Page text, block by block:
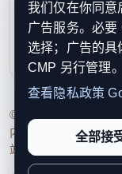
服务支持、版权
利通知
© 2026 新欧洲·欧洲
内容透明度、联系方
站点完整度。
我们仅在你同意
广告服务。必
选择；广告的具
CMP 另行管理。
查看隐私政策
全部接